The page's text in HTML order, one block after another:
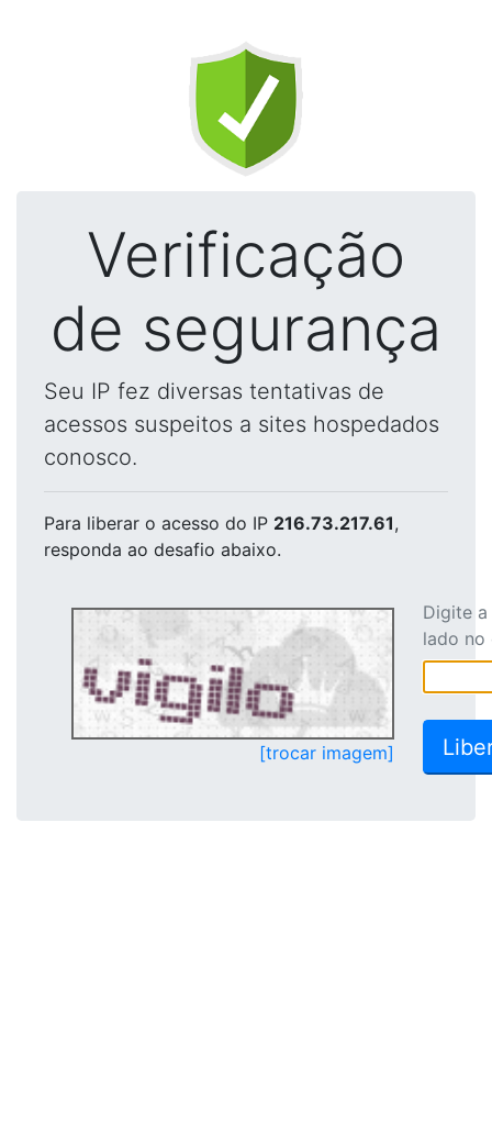
Verificação
de segurança
Seu IP fez diversas tentativas de
acessos suspeitos a sites hospedados
conosco.
Para liberar o acesso do IP 216.73.217.61,
responda ao desafio abaixo.
[trocar imagem]
Digite
lado no